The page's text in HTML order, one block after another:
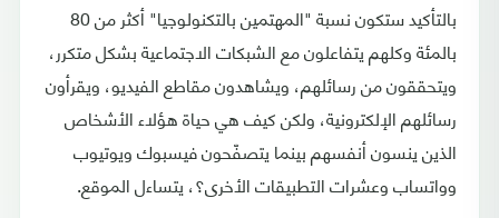
بالتأكيد ستكون نسبة "المهتمين بالتكنولوجيا" أكثر من 80
بالمئة وكلهم يتفاعلون مع الشبكات الاجتماعية بشكل متكرر،
ويتحققون من رسائلهم، ويشاهدون مقاطع الفيديو، ويقرأون
رسائلهم الإلكترونية، ولكن كيف هي حياة هؤلاء الأشخاص
الذين ينسون أنفسهم بينما يتصفّحون فيسبوك ويوتيوب
وواتساب وعشرات التطبيقات الأخرى؟، يتساءل الموقع.